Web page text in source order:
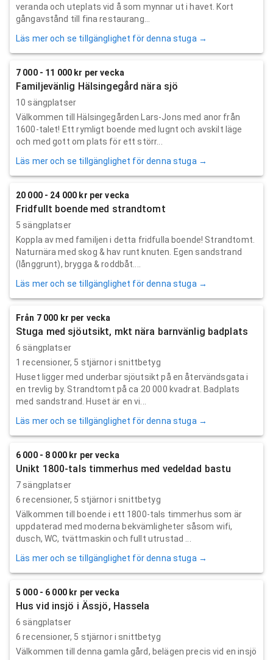
veranda och uteplats vid å som mynnar ut i havet. Kort
gångavstånd till fina restaurang...
Läs mer och se tillgänglighet för denna stuga →
7 000 - 11 000 kr per vecka
Familjevänlig Hälsingegård nära sjö
10 sängplatser
Välkommen till Hälsingegården Lars-Jons med anor från
1600-talet! Ett rymligt boende med lugnt och avskilt läge
och med gott om plats för ett störr...
Läs mer och se tillgänglighet för denna stuga →
20 000 - 24 000 kr per vecka
Fridfullt boende med strandtomt
5 sängplatser
Koppla av med familjen i detta fridfulla boende! Strandtomt.
Naturnära med skog & hav runt knuten. Egen sandstrand
(långgrunt), brygga & roddbåt....
Läs mer och se tillgänglighet för denna stuga →
Från 7 000 kr per vecka
Stuga med sjöutsikt, mkt nära barnvänlig badplats
6 sängplatser
1 recensioner, 5 stjärnor i snittbetyg
Huset ligger med underbar sjöutsikt på en återvändsgata i
en trevlig by. Strandtomt på ca 20 000 kvadrat. Badplats
med sandstrand. Huset är en vi...
Läs mer och se tillgänglighet för denna stuga →
6 000 - 8 000 kr per vecka
Unikt 1800-tals timmerhus med vedeldad bastu
7 sängplatser
6 recensioner, 5 stjärnor i snittbetyg
Välkommen till boende i ett 1800-tals timmerhus som är
uppdaterad med moderna bekvämligheter såsom wifi,
dusch, WC, tvättmaskin och fullt utrustad ...
Läs mer och se tillgänglighet för denna stuga →
5 000 - 6 000 kr per vecka
Hus vid insjö i Ässjö, Hassela
6 sängplatser
6 recensioner, 5 stjärnor i snittbetyg
Välkommen till denna gamla gård, belägen precis vid en insjö